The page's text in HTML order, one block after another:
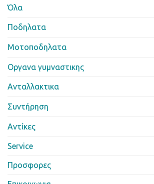
Όλα
Ποδηλατα
Μοτοποδηλατα
Οργανα γυμναστικης
Ανταλλακτικα
Συντήρηση
Αντίκες
Service
Προσφορες